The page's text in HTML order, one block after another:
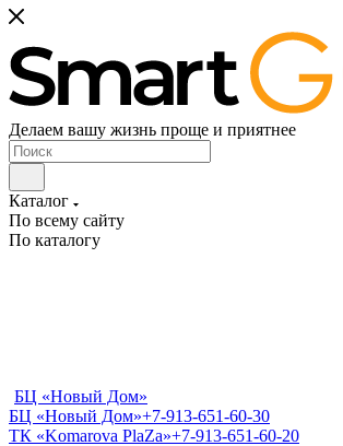
Делаем вашу жизнь проще и приятнее
Каталог
По всему сайту
По каталогу
БЦ «Новый Дом»
БЦ «Новый Дом»+7-913-651-60-30
ТК «Komarova PlaZa»+7-913-651-60-20